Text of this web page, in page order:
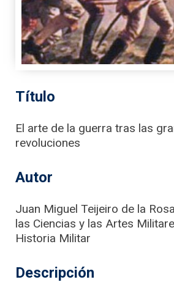
Título
El arte de la guerra tras las
revoluciones
Autor
Juan Miguel Teijeiro de la
las Ciencias y las Artes
Historia Militar
Descripción